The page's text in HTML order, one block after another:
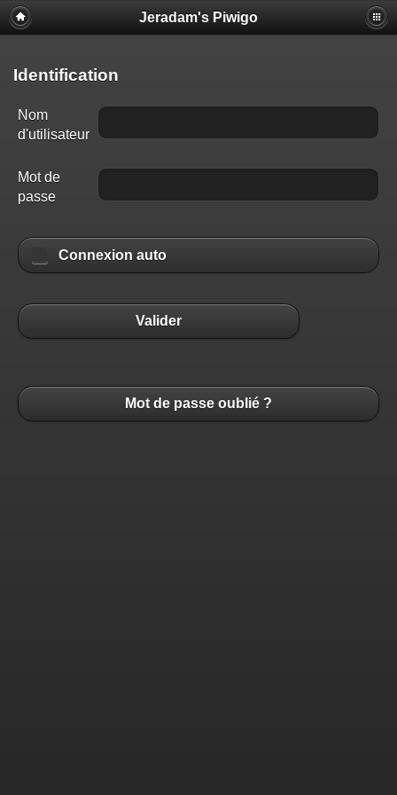
Jeradam's Piwigo
Identification
Nom
d'utilisateur
Mot de
passe
Connexion auto
Valider
Mot de passe oublié ?